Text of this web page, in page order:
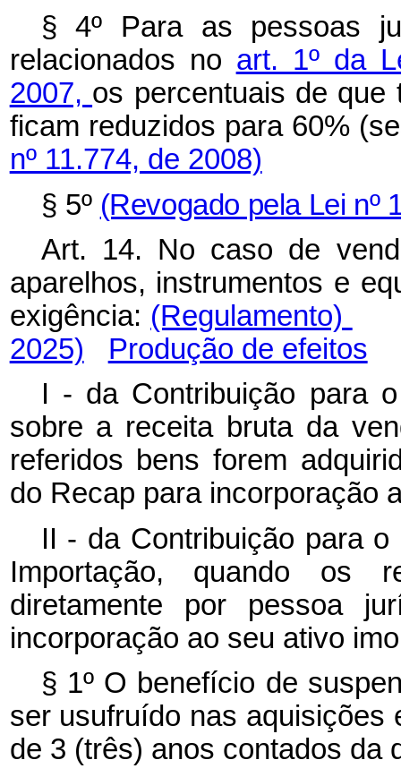
§ 4º Para as pessoas
relacionados no art. 1º da
2007, os percentuais de que
ficam reduzidos para 60%
nº 11.774, de 2008)
§ 5º (Revogado pela Lei nº
Art. 14. No caso de
aparelhos, instrumentos e
exigência: (Regulamento)
2025)
Produção de efeitos
I - da Contribuição para
sobre a receita bruta da
referidos bens forem
do Recap para incorporação
II - da Contribuição para
Importação, quando os
diretamente por pessoa
incorporação ao seu ativo
§ 1º O benefício de
ser usufruído nas aquisições
de 3 (três) anos contados da